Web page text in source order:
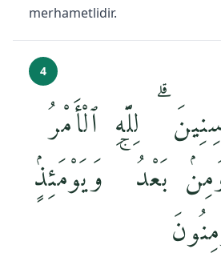
merhametlidir.
4
لِلَّهِ ٱلْأَمْرُ
بَعْدُ ۚ وَيَوْمَئِذٍۢ